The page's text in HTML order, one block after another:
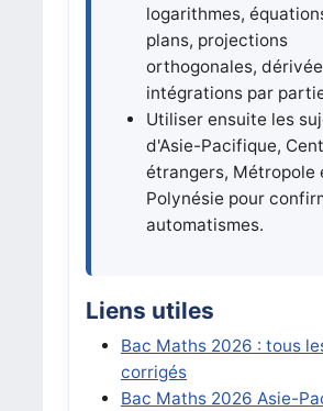
logarithmes,
plans, projections
orthogonales,
intégrations par
Utiliser ensuite les
d'Asie-Pacifique,
étrangers, Métropole
Polynésie pour
automatismes.
Liens utiles
Bac Maths 2026 : tous
corrigés
Bac Maths 2026 Asie-